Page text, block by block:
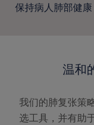
保持病人肺部健康
温和
我们的肺复张策
选工具，并有助